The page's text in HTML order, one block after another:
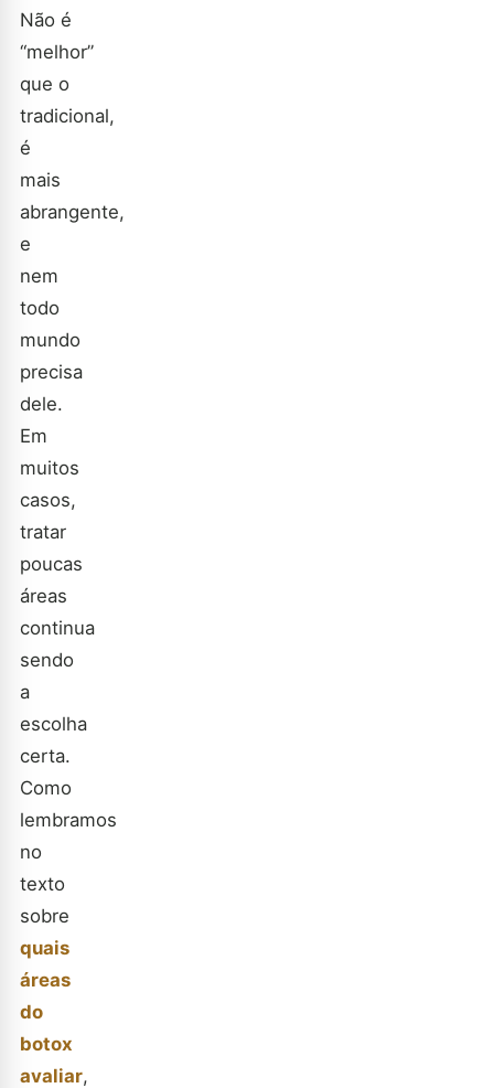
Não é
“melhor”
que o
tradicional,
é
mais
abrangente,
e
nem
todo
mundo
precisa
dele.
Em
muitos
casos,
tratar
poucas
áreas
continua
sendo
a
escolha
certa.
Como
lembramos
no
texto
sobre
quais
áreas
do
botox
avaliar,